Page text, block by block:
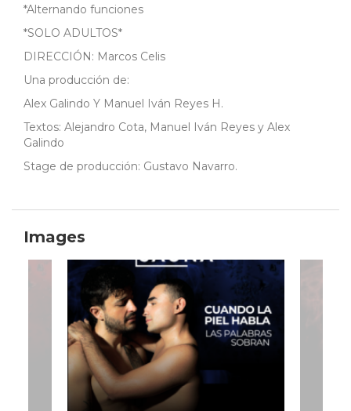
*Alternando funciones
*SOLO ADULTOS*
DIRECCIÓN: Marcos Celis
Una producción de:
Alex Galindo Y Manuel Iván Reyes H.
Textos: Alejandro Cota, Manuel Iván Reyes y Alex
Galindo
Stage de producción: Gustavo Navarro.
Images